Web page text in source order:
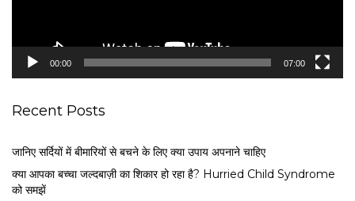
00:00 07:00
Recent Posts
जानिए सर्दियों में बीमारियों से बचने के लिए क्या उपाय अपनाने चाहिए
क्या आपका बच्चा जल्दबाज़ी का शिकार हो रहा है? Hurried Child Syndrome
को समझें